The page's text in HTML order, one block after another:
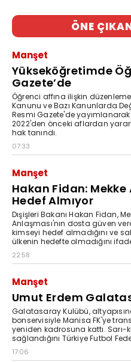
ÖNE
Manşet
Yükseköğretimde
Gazete’de
Öğrenci affına ilişkin
Kanunu ve Bazı Kanunlarda
Resmi Gazete'de
2022'den önceki aflardan
hak tanındı.
07:33
Manşet
Hakan Fidan:
Hedef Almıyor
Dışişleri Bakanı Hakan Fidan,
Anlaşması'nın dosta güven
kimseyi hedef almadığını ve
ülkenin hedefte olmadığını
22:58
Manşet
Umut Erdem
Galatasaray Kulübü,
bonservisiyle Manisa FK'ye
yeniden kadrosuna kattı. Sarı-
sağlandığını Türkiye Futbol
17:06